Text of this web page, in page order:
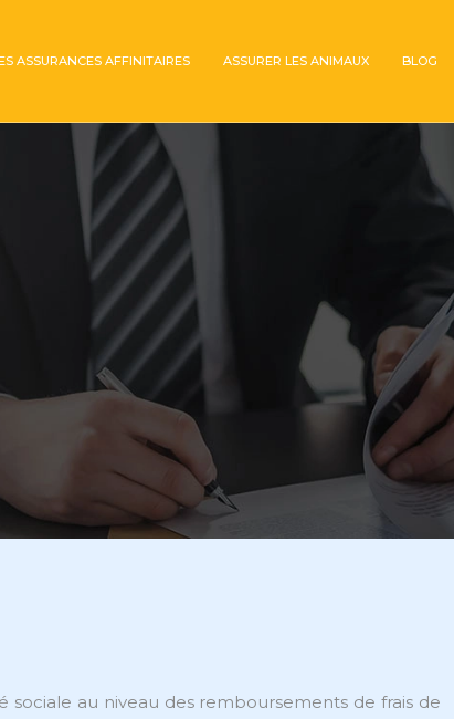
ASSURANCES AFFINITAIRES ASSURER LES ANIMAUX BLOG
au niveau des remboursements de frais de